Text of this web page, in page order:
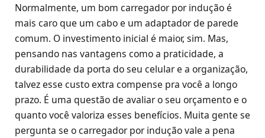
Normalmente, um bom carregador por indução é
mais caro que um cabo e um adaptador de parede
comum. O investimento inicial é maior, sim. Mas,
pensando nas vantagens como a praticidade, a
durabilidade da porta do seu celular e a organização,
talvez esse custo extra compense pra você a longo
prazo. É uma questão de avaliar o seu orçamento e o
quanto você valoriza esses benefícios. Muita gente se
pergunta se o carregador por indução vale a pena